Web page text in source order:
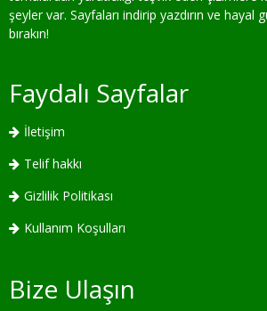
şeyler var. Sayfaları indirip yazdırın ve hayal
bırakın!
Faydalı Sayfalar
İletişim
Telif hakkı
Gizlilik Politikası
Kullanım Koşulları
Bize Ulaşın